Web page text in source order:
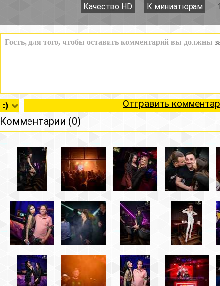
Качество HD К миниатюрам
Отправить
Комментарии (0)